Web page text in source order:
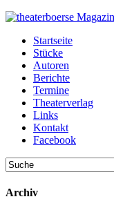
Startseite
Stücke
Autoren
Berichte
Termine
Theaterverlag
Links
Kontakt
Facebook
Archiv